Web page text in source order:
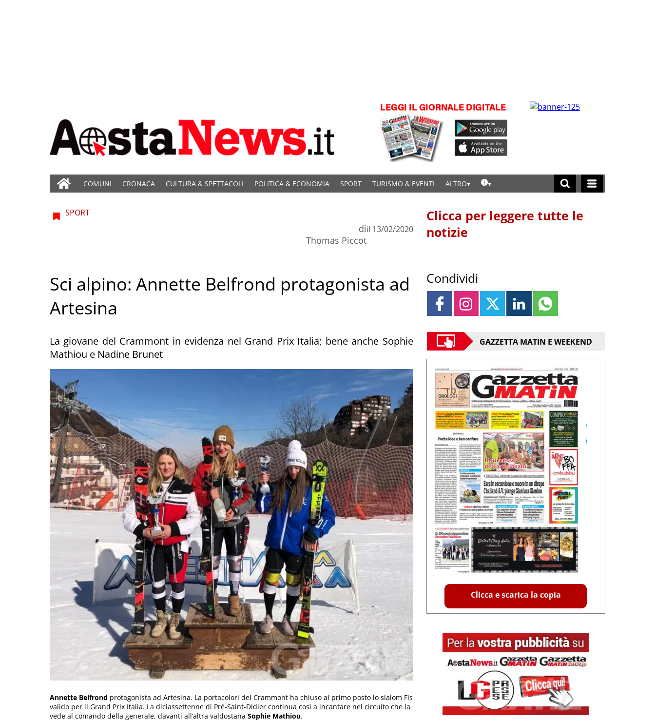
COMUNI CRONACA CULTURA & SPETTACOLI POLITICA & ECONOMIA SPORT TURISMO & EVENTI ALTRO
SPORT
di
Thomas Piccot
il 13/02/2020
Sci alpino: Annette Belfrond protagonista ad
Artesina
La giovane del Crammont in evidenza nel Grand Prix Italia; bene anche Sophie
Mathiou e Nadine Brunet
Annette Belfrond protagonista ad Artesina. La portacolori del Crammont ha chiuso al primo posto lo slalom Fis
valido per il Grand Prix Italia. La diciassettenne di Pré-Saint-Didier continua così a incantare nel circuito che la
vede al comando della generale, davanti all’altra valdostana Sophie Mathiou.
Clicca per leggere tutte le
notizie
Condividi
GAZZETTA MATIN E WEEKEND
Clicca e scarica la copia